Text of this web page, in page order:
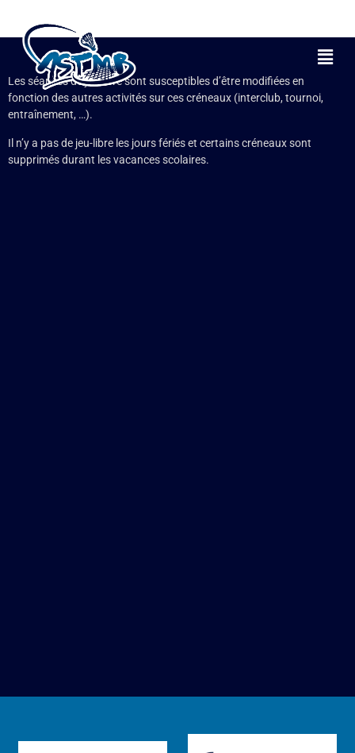
Les séances de jeu libre sont susceptibles d’être modifiées en
fonction des autres activités sur ces créneaux (interclub, tournoi,
entraînement, …).
Il n’y a pas de jeu-libre les jours fériés et certains créneaux sont
supprimés durant les vacances scolaires.